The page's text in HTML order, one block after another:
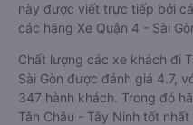
này được viết trực tiếp bởi
các hãng Xe Quận 4 - Sài
Chất lượng các xe khách đi
Sài Gòn được đánh giá 4.7,
347 hành khách. Trong đó
Tân Châu - Tây Ninh tốt